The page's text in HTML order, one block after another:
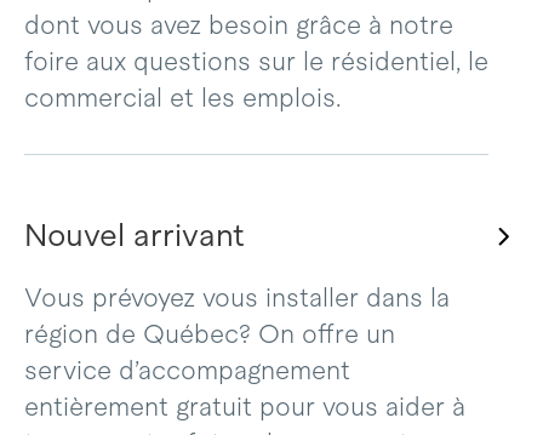
dont vous avez besoin grâce à notre
foire aux questions sur le résidentiel, le
commercial et les emplois.
Nouvel arrivant
Vous prévoyez vous installer dans la
région de Québec? On offre un
service d’accompagnement
entièrement gratuit pour vous aider à